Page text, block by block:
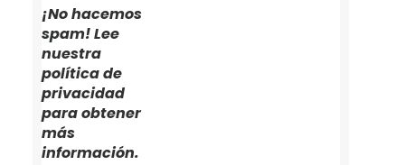
¡No hacemos
spam! Lee
nuestra
política de
privacidad
para obtener
más
información.